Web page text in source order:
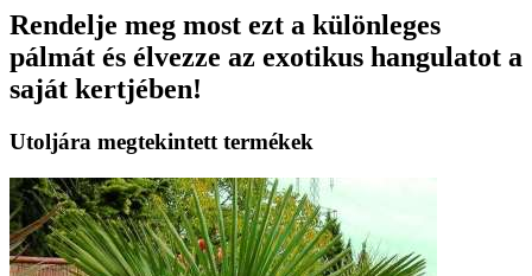
Rendelje meg most ezt a különleges
pálmát és élvezze az exotikus hangulatot a
saját kertjében!
Utoljára megtekintett termékek